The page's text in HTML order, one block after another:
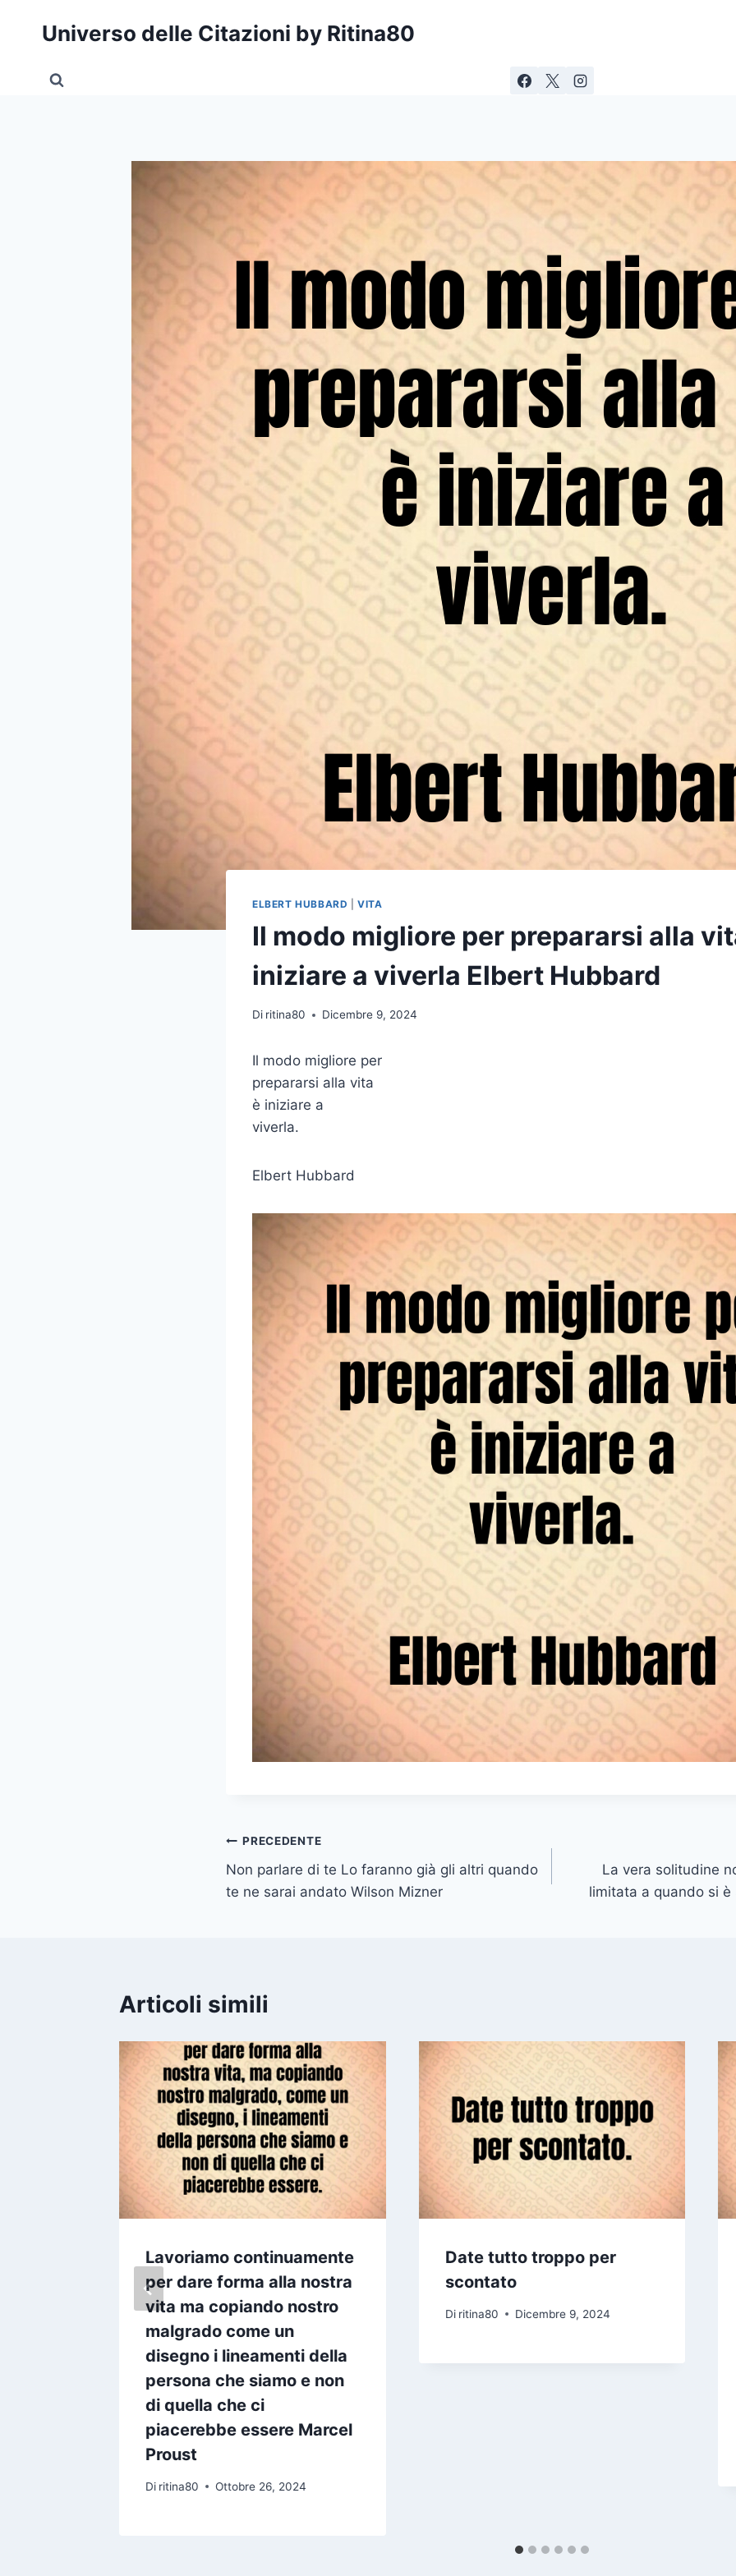
Universo delle Citazioni by Ritina80
ELBERT HUBBARD |VITA
Il modo migliore per prepararsi alla
iniziare a viverla Elbert Hubbard
Di ritina80 Dicembre 9, 2024
Il modo migliore per
prepararsi alla vita
è iniziare a
viverla.
Elbert Hubbard
Navigazione
articoli
PRECEDENTE
Non parlare di te Lo faranno già gli altri quando
te ne sarai andato Wilson Mizner
La vera solitudine
limitata a quando si è
Articoli simili
Lavoriamo continuamente
per dare forma alla nostra
vita ma copiando nostro
malgrado come un
disegno i lineamenti della
persona che siamo e non
di quella che ci
piacerebbe essere Marcel
Proust
Di ritina80 Ottobre 26, 2024
Date tutto troppo per
scontato
Di ritina80 Dicembre 9, 2024